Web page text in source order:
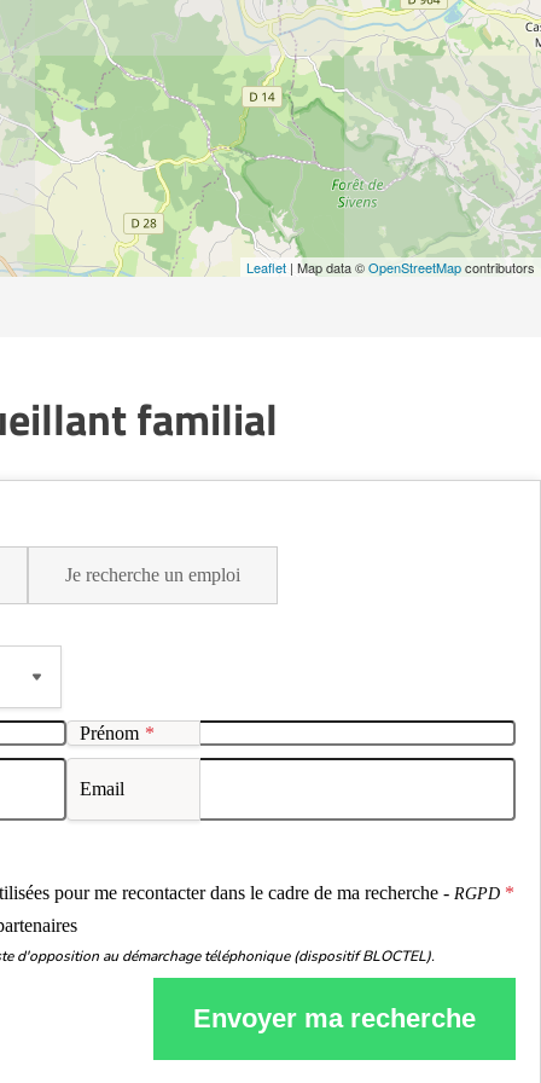
Leaflet | Map data ©OpenStreetMapcontributors
familial
Je recherche un emploi
Prénom *
Email
pour me recontacter dans le cadre de ma recherche - RGPD
d'opposition au démarchage téléphonique (dispositif BLOCTEL).
Envoyer ma recherche